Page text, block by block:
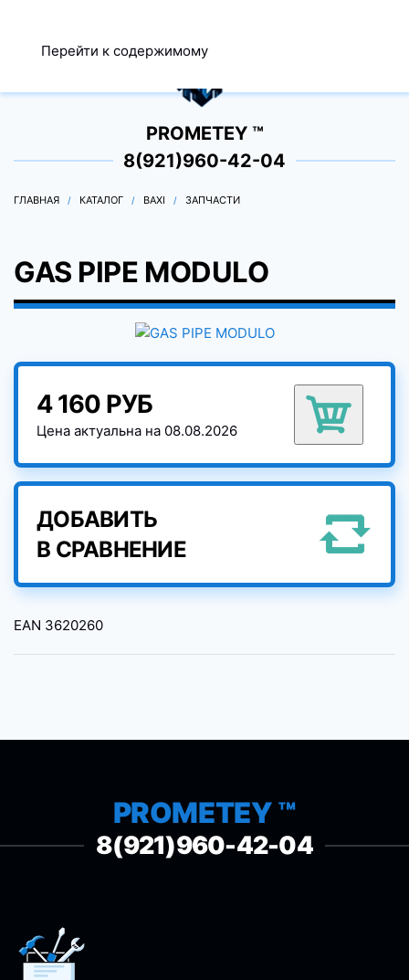
Перейти к содержимому
0
PROMETEY ™
8(921)960-42-04
ГЛАВНАЯ КАТАЛОГ BAXI ЗАПЧАСТИ
GAS PIPE MODULO
4 160 РУБ
Цена актуальна на 08.08.2026
ДОБАВИТЬ
В СРАВНЕНИЕ
EAN 3620260
PROMETEY ™
8(921)960-42-04